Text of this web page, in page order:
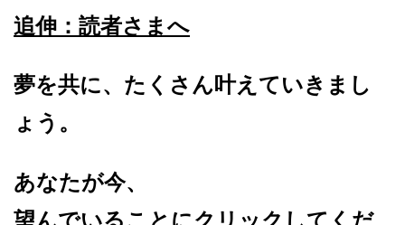
追伸：読者さまへ
夢を共に、たくさん叶えていきまし
ょう。
あなたが今、